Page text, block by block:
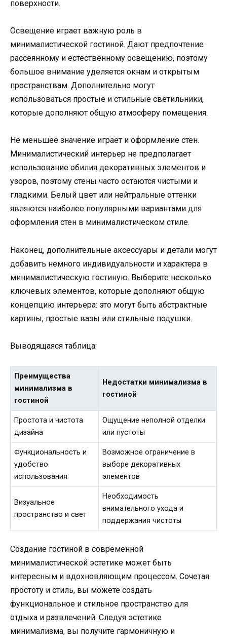
поверхности.
Освещение играет важную роль в
минималистической гостиной. Дают предпочтение
рассеянному и естественному освещению, поэтому
большое внимание уделяется окнам и открытым
пространствам. Дополнительно могут
использоваться простые и стильные светильники,
которые дополняют общую атмосферу помещения.
Не меньшее значение играет и оформление стен.
Минималистический интерьер не предполагает
использование обилия декоративных элементов и
узоров, поэтому стены часто остаются чистыми и
гладкими. Белый цвет или нейтральные оттенки
являются наиболее популярными вариантами для
оформления стен в минималистическом стиле.
Наконец, дополнительные аксессуары и детали могут
добавить немного индивидуальности и характера в
минималистическую гостиную. Выберите несколько
ключевых элементов, которые дополняют общую
концепцию интерьера: это могут быть абстрактные
картины, простые вазы или стильные подушки.
Выводящаяся таблица:
Преимущества
минимализма в
гостиной
Недостатки минимализма в
гостиной
Простота и чистота
дизайна
Ощущение неполной отделки
или пустоты
Функциональность и
удобство
использования
Возможное ограничение в
выборе декоративных
элементов
Визуальное
пространство и свет
Необходимость
внимательного ухода и
поддержания чистоты
Создание гостиной в современной
минималистической эстетике может быть
интересным и вдохновляющим процессом. Сочетая
простоту и стиль, вы можете создать
функциональное и стильное пространство для
отдыха и развлечений. Следуя эстетике
минимализма, вы получите гармоничную и